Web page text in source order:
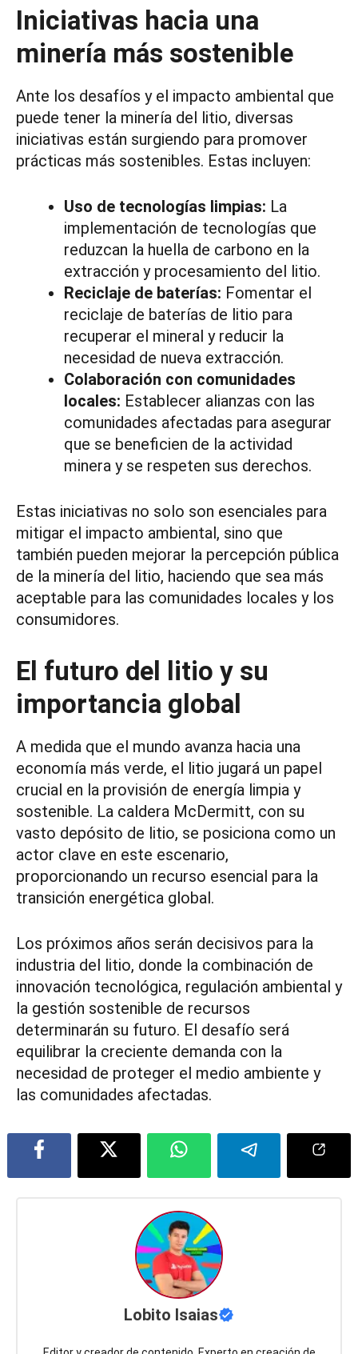
Iniciativas hacia una
minería más sostenible
Ante los desafíos y el impacto ambiental que
puede tener la minería del litio, diversas
iniciativas están surgiendo para promover
prácticas más sostenibles. Estas incluyen:
Uso de tecnologías limpias: La
implementación de tecnologías que
reduzcan la huella de carbono en la
extracción y procesamiento del litio.
Reciclaje de baterías: Fomentar el
reciclaje de baterías de litio para
recuperar el mineral y reducir la
necesidad de nueva extracción.
Colaboración con comunidades
locales: Establecer alianzas con las
comunidades afectadas para asegurar
que se beneficien de la actividad
minera y se respeten sus derechos.
Estas iniciativas no solo son esenciales para
mitigar el impacto ambiental, sino que
también pueden mejorar la percepción pública
de la minería del litio, haciendo que sea más
aceptable para las comunidades locales y los
consumidores.
El futuro del litio y su
importancia global
A medida que el mundo avanza hacia una
economía más verde, el litio jugará un papel
crucial en la provisión de energía limpia y
sostenible. La caldera McDermitt, con su
vasto depósito de litio, se posiciona como un
actor clave en este escenario,
proporcionando un recurso esencial para la
transición energética global.
Los próximos años serán decisivos para la
industria del litio, donde la combinación de
innovación tecnológica, regulación ambiental y
la gestión sostenible de recursos
determinarán su futuro. El desafío será
equilibrar la creciente demanda con la
necesidad de proteger el medio ambiente y
las comunidades afectadas.
Lobito Isaias